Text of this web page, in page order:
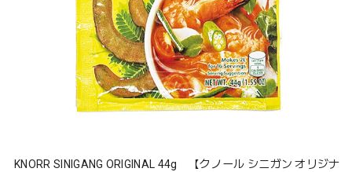
KNORR SINIGANG ORIGINAL 44g 【クノール シニガン オリジナ